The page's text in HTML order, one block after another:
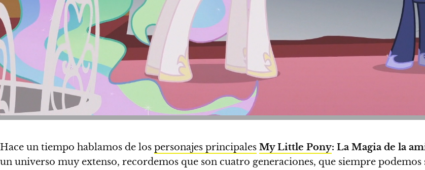
Hace un tiempo hablamos de los personajes principales My Little Pony: La Magia de la
un universo muy extenso, recordemos que son cuatro generaciones, que siempre